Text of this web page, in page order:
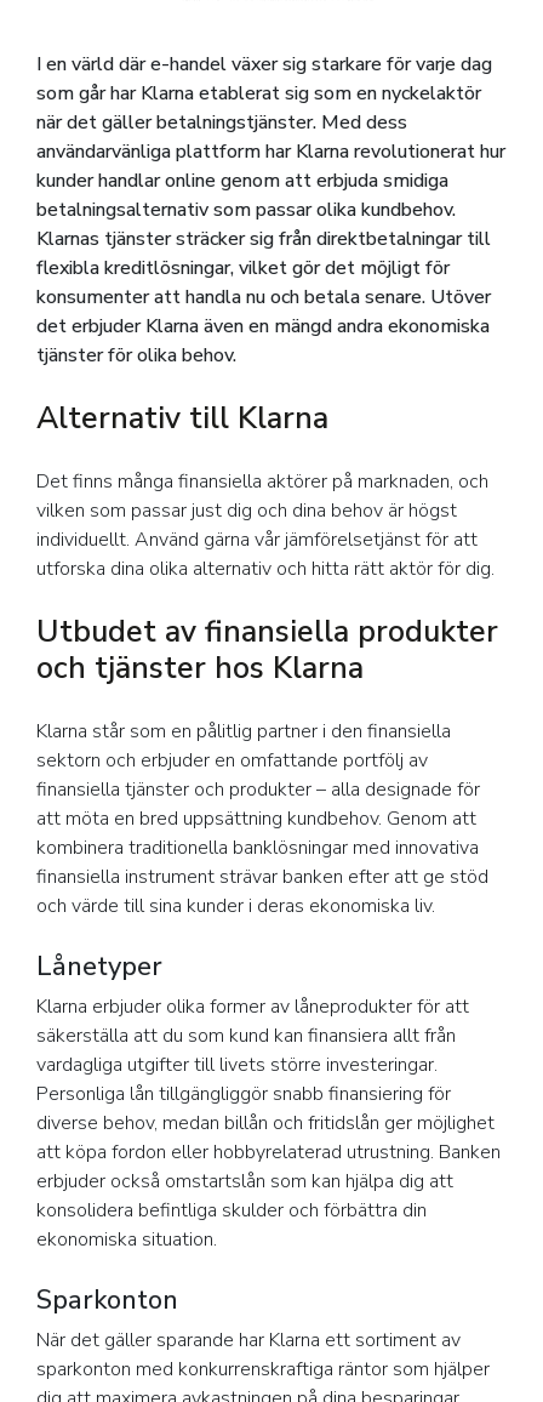
I en värld där e-handel växer sig starkare för varje dag
som går har Klarna etablerat sig som en nyckelaktör
när det gäller betalningstjänster. Med dess
användarvänliga plattform har Klarna revolutionerat hur
kunder handlar online genom att erbjuda smidiga
betalningsalternativ som passar olika kundbehov.
Klarnas tjänster sträcker sig från direktbetalningar till
flexibla kreditlösningar, vilket gör det möjligt för
konsumenter att handla nu och betala senare. Utöver
det erbjuder Klarna även en mängd andra ekonomiska
tjänster för olika behov.
Alternativ till Klarna
Det finns många finansiella aktörer på marknaden, och
vilken som passar just dig och dina behov är högst
individuellt. Använd gärna vår jämförelsetjänst för att
utforska dina olika alternativ och hitta rätt aktör för dig.
Utbudet av finansiella produkter
och tjänster hos Klarna
Klarna står som en pålitlig partner i den finansiella
sektorn och erbjuder en omfattande portfölj av
finansiella tjänster och produkter – alla designade för
att möta en bred uppsättning kundbehov. Genom att
kombinera traditionella banklösningar med innovativa
finansiella instrument strävar banken efter att ge stöd
och värde till sina kunder i deras ekonomiska liv.
Lånetyper
Klarna erbjuder olika former av låneprodukter för att
säkerställa att du som kund kan finansiera allt från
vardagliga utgifter till livets större investeringar.
Personliga lån tillgängliggör snabb finansiering för
diverse behov, medan billån och fritidslån ger möjlighet
att köpa fordon eller hobbyrelaterad utrustning. Banken
erbjuder också omstartslån som kan hjälpa dig att
konsolidera befintliga skulder och förbättra din
ekonomiska situation.
Sparkonton
När det gäller sparande har Klarna ett sortiment av
sparkonton med konkurrenskraftiga räntor som hjälper